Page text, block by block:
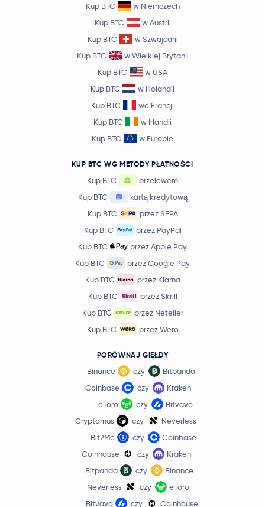
Kup BTC
w Niemczech
Kup BTC
w Austrii
Kup BTC
w Szwajcarii
Kup BTC
w Wielkiej Brytanii
Kup BTC
w USA
Kup BTC
w Holandii
Kup BTC
we Francji
Kup BTC
w Irlandii
Kup BTC
w Europie
KUP BTC WG METODY PŁATNOŚCI
Kup BTC
przelewem
Kup BTC
kartą kredytową
Kup BTC
przez SEPA
Kup BTC
przez PayPal
Kup BTC
przez Apple Pay
Kup BTC
przez Google Pay
Kup BTC
przez Klarna
Kup BTC
przez Skrill
Kup BTC
przez Neteller
Kup BTC
przez Wero
PORÓWNAJ GIEŁDY
Binance czy
Bitpanda
Coinbase
czy
Kraken
eToro
czy
Bitvavo
Cryptomus
czy
Neverless
Bit2Me
czy
Coinbase
Coinhouse
czy
Kraken
Bitpanda
czy
Binance
Neverless
czy
eToro
Bitvavo
czy Coinhouse